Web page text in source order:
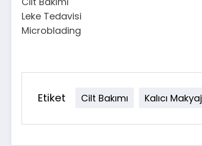
Leke Tedavisi
Microblading
Etiket Cilt Bakımı Kalıcı Makyaj